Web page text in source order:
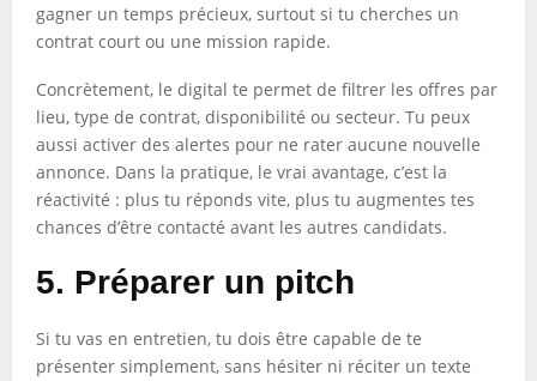
gagner un temps précieux, surtout si tu cherches un
contrat court ou une mission rapide.
Concrètement, le digital te permet de filtrer les offres par
lieu, type de contrat, disponibilité ou secteur. Tu peux
aussi activer des alertes pour ne rater aucune nouvelle
annonce. Dans la pratique, le vrai avantage, c’est la
réactivité : plus tu réponds vite, plus tu augmentes tes
chances d’être contacté avant les autres candidats.
5. Préparer un pitch
Si tu vas en entretien, tu dois être capable de te
présenter simplement, sans hésiter ni réciter un texte